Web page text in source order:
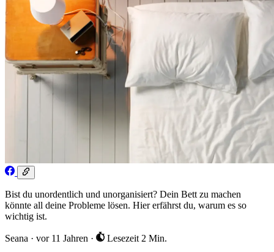
Bist du unordentlich und unorganisiert? Dein Bett zu machen
könnte all deine Probleme lösen. Hier erfährst du, warum es so
wichtig ist.
Seana · vor 11 Jahren · Lesezeit 2 Min.